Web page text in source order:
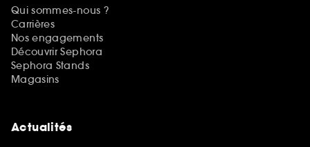
Qui sommes-nous ?
Carrières
Nos engagements
Découvrir Sephora
Sephora Stands
Magasins
Actualités